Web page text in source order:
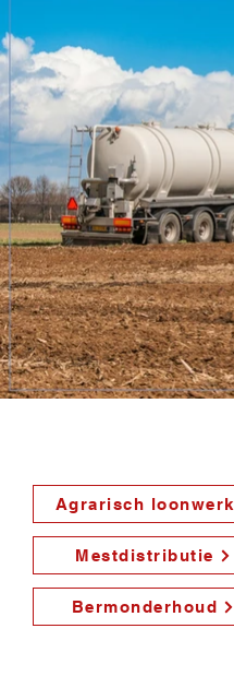
Agrarisch loonwerk
Mestdistributie
Bermonderhoud